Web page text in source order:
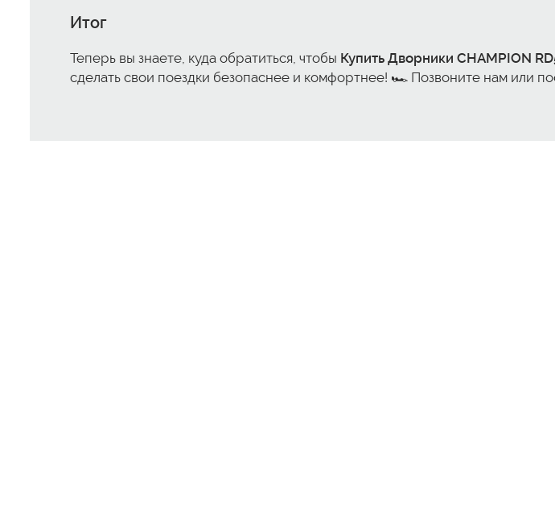
Итог
Теперь вы знаете, куда обратиться, чтобы Купить Дворники CHAMPION
сделать свои поездки безопаснее и комфортнее! 🏎️ Позвоните нам или